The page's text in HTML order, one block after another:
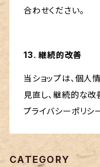
合わせください。
13. 継続的改善
当ショップは、個
見直し、継続的な改
プライバシーポリシ
CATEGORY